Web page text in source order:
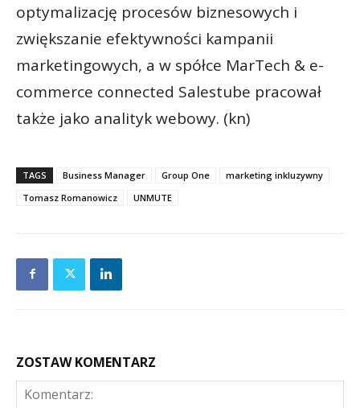
optymalizację procesów biznesowych i
zwiększanie efektywności kampanii
marketingowych, a w spółce MarTech & e-
commerce connected Salestube pracował
także jako analityk webowy. (kn)
TAGS Business Manager Group One
marketing inkluzywny
Tomasz Romanowicz
UNMUTE
ZOSTAW KOMENTARZ